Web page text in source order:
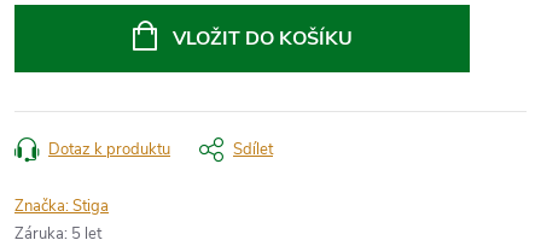
VLOŽIT DO KOŠÍKU
Dotaz k produktu Sdílet
Značka:Stiga
Záruka: 5 let